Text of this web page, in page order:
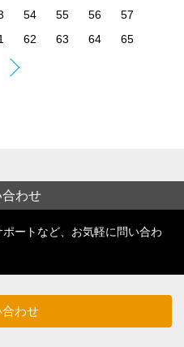
わせ
ートなど、お気軽に問い合わ
わせ